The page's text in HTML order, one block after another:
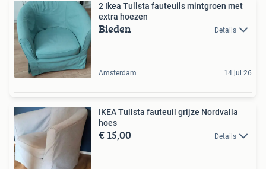
2 Ikea Tullsta fauteuils mintgroen met
extra hoezen
Bieden Details
Amsterdam 14 jul 26
IKEA Tullsta fauteuil grijze Nordvalla
hoes
€ 15,00 Details